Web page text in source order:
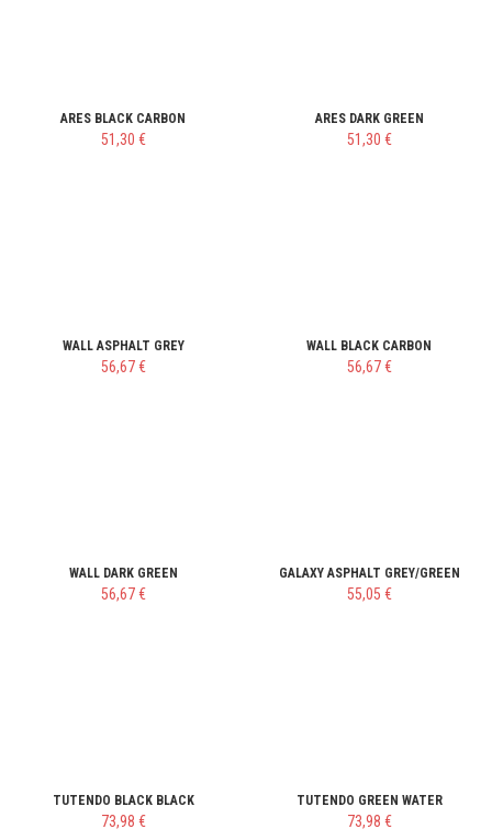
ARES BLACK CARBON
51,30 €
ARES DARK GREEN
51,30 €
WALL ASPHALT GREY
56,67 €
WALL BLACK CARBON
56,67 €
WALL DARK GREEN
56,67 €
GALAXY ASPHALT GREY/GREEN
55,05 €
TUTENDO BLACK BLACK
73,98 €
TUTENDO GREEN WATER
73,98 €